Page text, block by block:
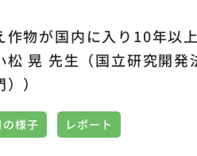
作物が国内に入り10年以
松 晃 先生（国立研究開
）
の様子 レポート